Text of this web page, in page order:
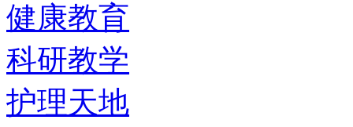
健康教育
科研教学
护理天地